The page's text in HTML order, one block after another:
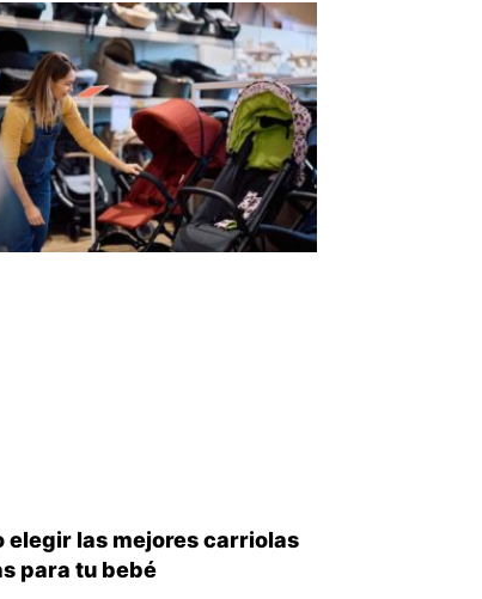
elegir las mejores carriolas
para tu bebé